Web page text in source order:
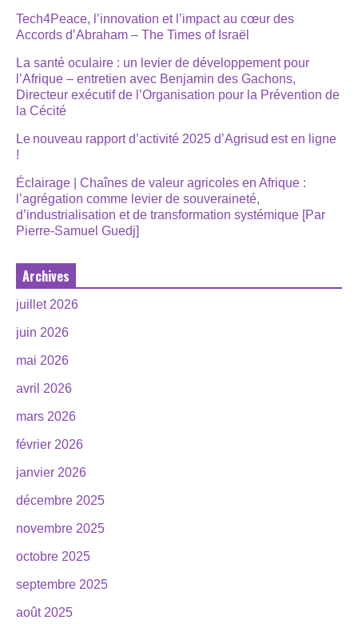
Tech4Peace, l’innovation et l’impact au cœur des
Accords d’Abraham – The Times of Israël
La santé oculaire : un levier de développement pour
l’Afrique – entretien avec Benjamin des Gachons,
Directeur exécutif de l’Organisation pour la Prévention de
la Cécité
Le nouveau rapport d’activité 2025 d’Agrisud est en ligne
!
Éclairage | Chaînes de valeur agricoles en Afrique :
l’agrégation comme levier de souveraineté,
d’industrialisation et de transformation systémique [Par
Pierre-Samuel Guedj]
Archives
juillet 2026
juin 2026
mai 2026
avril 2026
mars 2026
février 2026
janvier 2026
décembre 2025
novembre 2025
octobre 2025
septembre 2025
août 2025